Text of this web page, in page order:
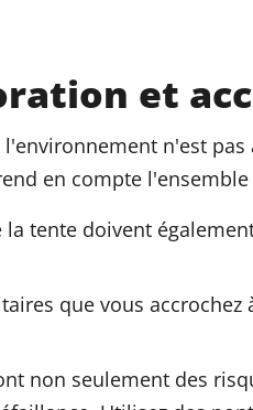
et
n'est pas
en compte l'ensemble
tente doivent
que vous accrochez
non seulement des